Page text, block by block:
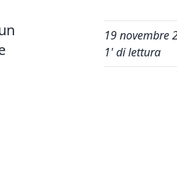
19 novembre
1' di lettura